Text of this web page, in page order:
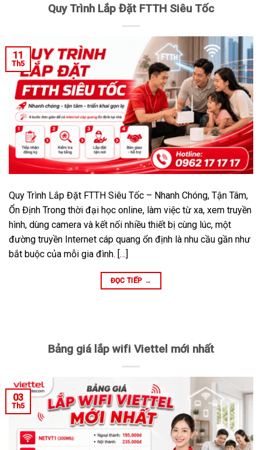
Quy Trình Lắp Đặt FTTH Siêu Tốc
11
Th5
Quy Trình Lắp Đặt FTTH Siêu Tốc – Nhanh Chóng, Tận Tâm,
Ổn Định Trong thời đại học online, làm việc từ xa, xem truyền
hình, dùng camera và kết nối nhiều thiết bị cùng lúc, một
đường truyền Internet cáp quang ổn định là nhu cầu gần như
bắt buộc của mỗi gia đình. […]
ĐỌC TIẾP →
Bảng giá lắp wifi Viettel mới nhất
03
Th5